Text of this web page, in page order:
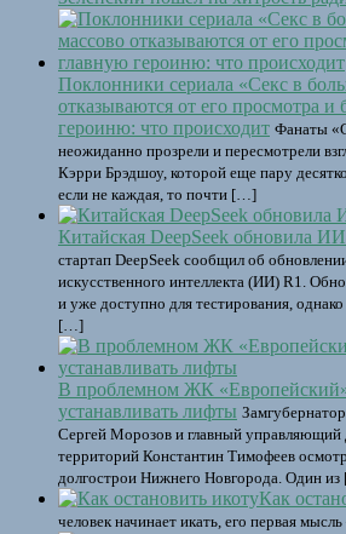
Поклонники сериала «Секс в
отказываются от его просмотра
героиню: что происходит Фанаты
неожиданно прозрели и пересмотрели
Кэрри Брэдшоу, которой еще пару
если не каждая, то почти […]
Китайская DeepSeek обновила
стартап DeepSeek сообщил об
искусственного интеллекта (ИИ) R1.
и уже доступно для тестирования,
[…]
В проблемном ЖК «Европейский»
устанавливать лифты
Сергей Морозов и главный управляющий
территорий Константин Тимофеев
долгострои Нижнего Новгорода. Один
Как
человек начинает икать, его первая